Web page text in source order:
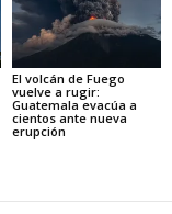
El volcán de Fuego
vuelve a rugir:
Guatemala evacúa a
cientos ante nueva
erupción